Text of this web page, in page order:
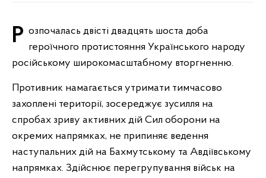
Розпочалась двісті двадцять шоста доба героїчного протистояння Українського народу
російському широкомасштабному вторгненню.
Противник намагається утримати тимчасово
захоплені території, зосереджує зусилля на
спробах зриву активних дій Сил оборони на
окремих напрямках, не припиняє ведення
наступальних дій на Бахмутському та Авдіївському
напрямках. Здійснює перегрупування військ на